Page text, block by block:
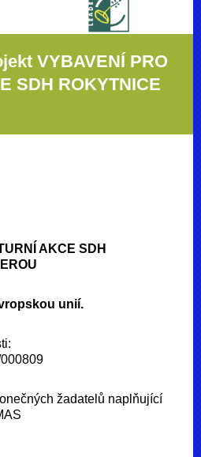
VYBAVENÍ PRO
SDH ROKYTNICE
AKCE SDH
unií.
žadatelů naplňující